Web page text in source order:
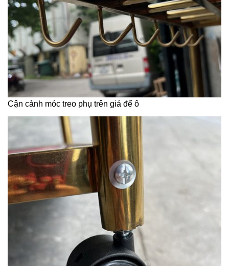
Cận cảnh móc treo phụ trên giá để ô